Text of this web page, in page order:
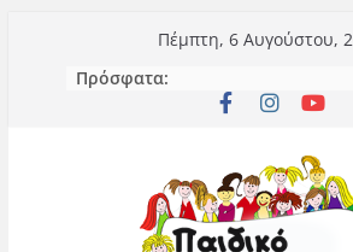
περιεχόμενο
Πέμπτη, 6 Αυγούστου,
Πρόσφατα: